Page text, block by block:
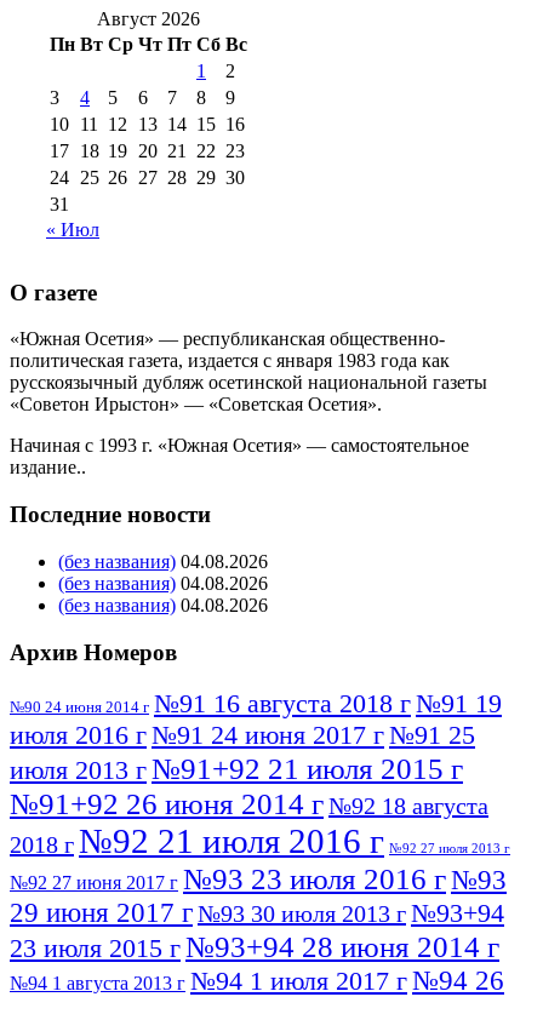
августа 2012 г
2017 г (9)
2016 г
(12) №99 8 июля 2014 г
августа 2012 г(11)
августа 2013 г (12)
Август 2026
Пн Вт Ср Чт Пт Сб Вс
1
2
3
4 5 6 7 8
9
10 11 12 13 14 15 16
17 18 19 20 21 22 23
24 25 26 27 28 29 30
31
« Июл
О газете
«Южная Осетия» — республиканская общественно-
политическая газета, издается с января 1983 года как
русскоязычный дубляж осетинской национальной газеты
«Советон Ирыстон» — «Советская Осетия».
Начиная с 1993 г. «Южная Осетия» — самостоятельное
издание..
Последние новости
(без названия) 04.08.2026
(без названия) 04.08.2026
(без названия) 04.08.2026
Архив Номеров
№90 24 июня 2014 г №91 16 августа 2018 г№91 19
июля 2016 г№91 24 июня 2017 г№91 25
июля 2013 г№91+92 21 июля 2015 г
№91+92 26 июня 2014 г№92 18 августа
2018 г№92 21 июля 2016 г №92 27 июля 2013 г
№92 27 июня 2017 г №93 23 июля 2016 г№93
29 июня 2017 г№93 30 июля 2013 г№93+94
23 июля 2015 г№93+94 28 июня 2014 г
№94 1 августа 2013 г №94 1 июля 2017 г№94 26